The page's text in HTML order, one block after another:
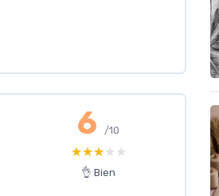
6/10
★★★★★
★★★★★
👌 Bien